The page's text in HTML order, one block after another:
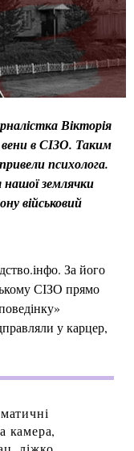
Вікторія
вени в СІЗО. Таким
психолога.
нашої землячки
військовий
За його
СІЗО прямо
у карцер,
камера,